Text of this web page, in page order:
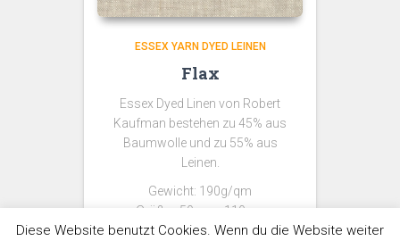
ESSEX YARN DYED LEINEN
Flax
Essex Dyed Linen von Robert
Kaufman bestehen zu 45% aus
Baumwolle und zu 55% aus
Leinen.
Gewicht: 190g/qm
Größe: 50cm x 110cm
Diese Website benutzt Cookies. Wenn du die Website weiter